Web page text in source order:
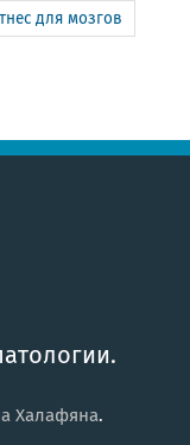
для мозгов
Халафяна.